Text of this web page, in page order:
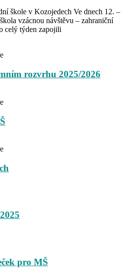
škole v Kozojedech Ve dnech 12. –
vzácnou návštěvu – zahraniční
celý týden zapojili
rozvrhu 2025/2026
pro MŠ